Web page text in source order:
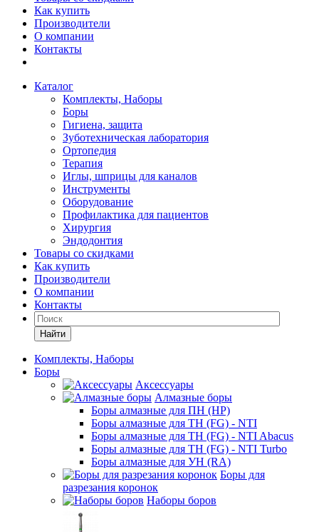
Как купить
Производители
О компании
Контакты
Каталог
Комплекты, Наборы
Боры
Гигиена, защита
Зуботехническая лаборатория
Ортопедия
Терапия
Иглы, шприцы для каналов
Инструменты
Оборудование
Профилактика для пациентов
Хирургия
Эндодонтия
Товары со скидками
Как купить
Производители
О компании
Контакты
Найти
Комплекты, Наборы
Боры
Аксессуары
Алмазные боры
Боры алмазные для ПН (HP)
Боры алмазные для ТН (FG) - NTI
Боры алмазные для ТН (FG) - NTI Abacus
Боры алмазные для ТН (FG) - NTI Turbo
Боры алмазные для УН (RA)
Боры для
разрезания коронок
Наборы боров